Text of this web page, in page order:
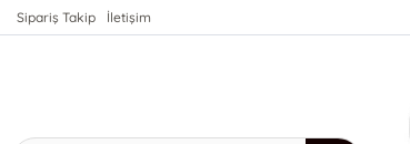
Sipariş Takip İletişim